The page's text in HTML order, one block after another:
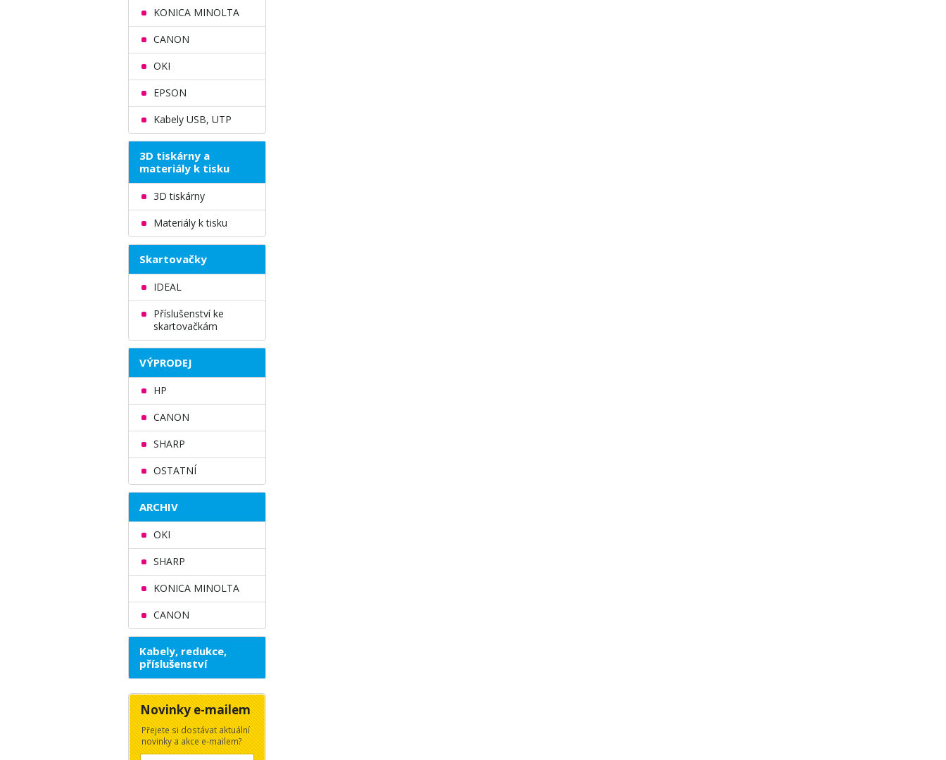
KONICA MINOLTA
CANON
OKI
EPSON
Kabely USB, UTP
3D tiskárny a
materiály k tisku
3D tiskárny
Materiály k tisku
Skartovačky
IDEAL
Příslušenství ke
skartovačkám
VÝPRODEJ
HP
CANON
SHARP
OSTATNÍ
ARCHIV
OKI
SHARP
KONICA MINOLTA
CANON
Kabely, redukce,
příslušenství
Novinky e-mailem
Přejete si dostávat aktuální
novinky a akce e-mailem?